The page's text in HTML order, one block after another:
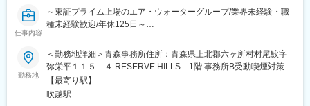
住まいを実現するスーパーウォール工法など、そこで過ごす人の
「心地よさ」を追求したものづくりを行っています。当社の
Purpose（存在意義）「誰もが願う、豊かで快適な住まいの実
に対する法人営業活動をメインに行う部署となっております。
■参考URL：
「企業HPトップ」
仕事内容
～東証プライム上場のエア・ウォーターグループ/業界未経験・職
種未経験歓迎/年休125日～
■業務内容：
・消火設備の品質管理業務を担当して頂きます。
■業務詳細：
・当社製品、設備の検査対応
勤務地
＜勤務地詳細＞青森事務所住所：青森県上北郡六ヶ所村村尾鮫字
弥栄平１１５－４ RESERVE HILLS 1階 事務所B受動喫煙対策：
屋内全面禁煙変更の範囲：会社の定める事業所
【最寄り駅】
吹越駅